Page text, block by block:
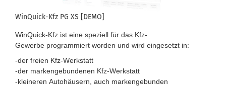
WinQuick-Kfz PG XS [DEMO]
WinQuick-Kfz ist eine speziell für das Kfz-
Gewerbe programmiert worden und wird eingesetzt in:
-der freien Kfz-Werkstatt
-der markengebundenen Kfz-Werkstatt
-kleineren Autohäusern, auch markengebunden